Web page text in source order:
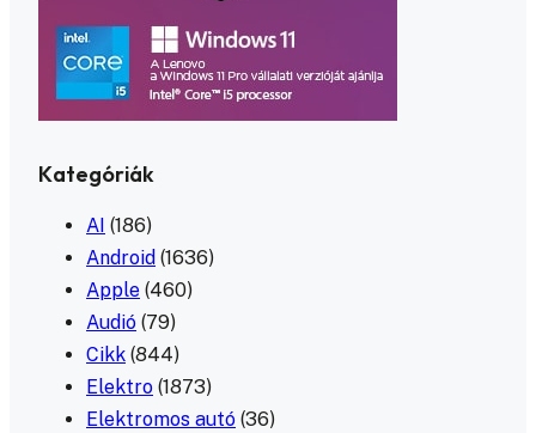
Kategóriák
AI (186)
Android (1636)
Apple (460)
Audió (79)
Cikk (844)
Elektro (1873)
Elektromos autó (36)